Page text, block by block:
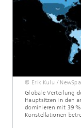
© Erik Kulu /
Globale Verteilung
Hauptsitzen in den
dominieren mit 39
Konstellationen